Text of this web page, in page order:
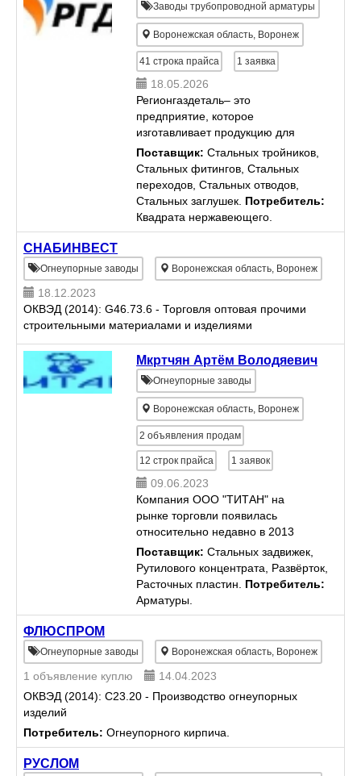
Заводы трубопроводной арматуры
Воронежская область, Воронеж
41 строка прайса 1 заявка
18.05.2026
Регионгаздеталь– это
предприятие, которое
изготавливает продукцию для
компаний нефтяного, газового,
химического комплекса; атомной,
авиационной, судостроительной
и др. промышленных областях, в
которых...
Поставщик: Стальных тройников,
Стальных фитингов, Стальных
переходов, Стальных отводов,
Стальных заглушек. Потребитель:
Квадрата нержавеющего.
СНАБИНВЕСТ
Огнеупорные заводы Воронежская область, Воронеж
18.12.2023
ОКВЭД (2014): G46.73.6 - Торговля оптовая прочими
строительными материалами и изделиями
Мкртчян Артём Володяевич
Огнеупорные заводы
Воронежская область, Воронеж
2 объявления продам
12 строк прайса 1 заявок
09.06.2023
Компания ООО "ТИТАН" на
рынке торговли появилась
относительно недавно в 2013
году, и мы уже успели
зарекомендовать себя как
надежного партнера в деловых
отношениях! Однако опыт работы
в данной деятель...
Поставщик: Стальных задвижек,
Рутилового концентрата, Развёрток,
Расточных пластин. Потребитель:
Арматуры.
ФЛЮСПРОМ
Огнеупорные заводы Воронежская область, Воронеж
1 объявление куплю
14.04.2023
ОКВЭД (2014): C23.20 - Производство огнеупорных
изделий
Потребитель: Огнеупорного кирпича.
РУСЛОМ